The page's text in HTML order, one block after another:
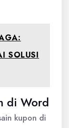
SOLUSI
di Word
kupon di